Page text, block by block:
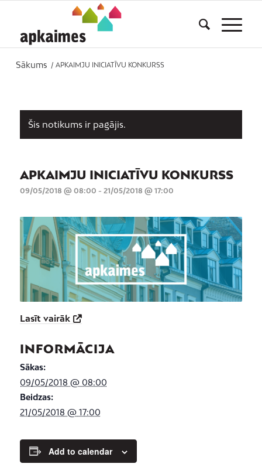
Sākums / APKAIMJU INICIATĪVU KONKURSS
Šis notikums ir pagājis.
APKAIMJU INICIATĪVU KONKURSS
09/05/2018 @ 08:00 - 21/05/2018 @ 17:00
Lasīt vairāk
INFORMĀCIJA
Sākas:
09/05/2018 @ 08:00
Beidzas:
21/05/2018 @ 17:00
Add to calendar